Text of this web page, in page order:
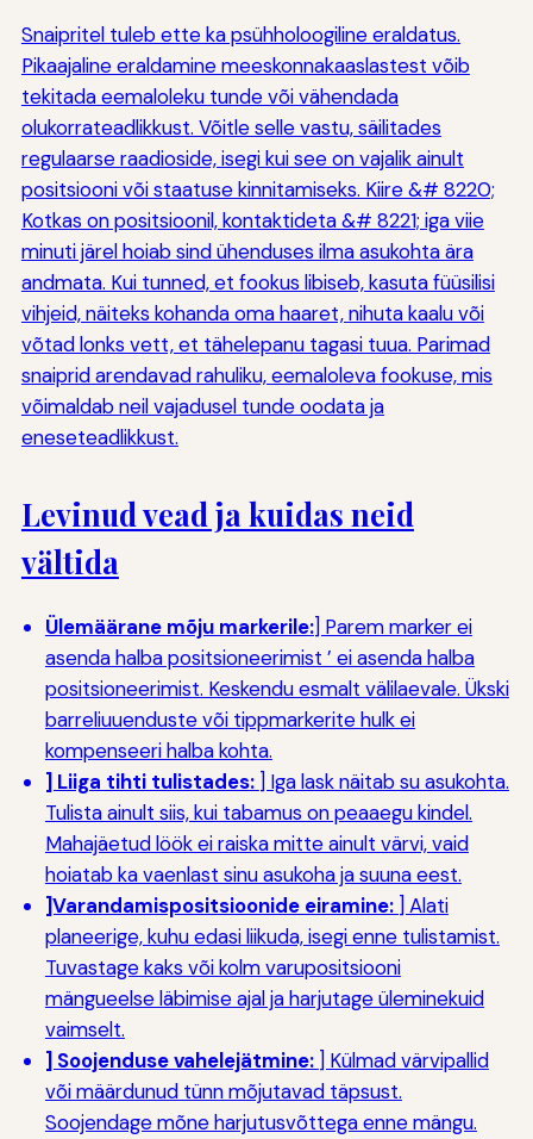
Snaipritel tuleb ette ka psühholoogiline eraldatus.
Pikaajaline eraldamine meeskonnakaaslastest võib
tekitada eemaloleku tunde või vähendada
olukorrateadlikkust. Võitle selle vastu, säilitades
regulaarse raadioside, isegi kui see on vajalik ainult
positsiooni või staatuse kinnitamiseks. Kiire &# 8220;
Kotkas on positsioonil, kontaktideta &# 8221; iga viie
minuti järel hoiab sind ühenduses ilma asukohta ära
andmata. Kui tunned, et fookus libiseb, kasuta füüsilisi
vihjeid, näiteks kohanda oma haaret, nihuta kaalu või
võtad lonks vett, et tähelepanu tagasi tuua. Parimad
snaiprid arendavad rahuliku, eemaloleva fookuse, mis
võimaldab neil vajadusel tunde oodata ja
eneseteadlikkust.
Levinud vead ja kuidas neid
vältida
Ülemäärane mõju markerile:] Parem marker ei
asenda halba positsioneerimist ’ ei asenda halba
positsioneerimist. Keskendu esmalt välilaevale. Ükski
barreliuuenduste või tippmarkerite hulk ei
kompenseeri halba kohta.
] Liiga tihti tulistades: ] Iga lask näitab su asukohta.
Tulista ainult siis, kui tabamus on peaaegu kindel.
Mahajäetud löök ei raiska mitte ainult värvi, vaid
hoiatab ka vaenlast sinu asukoha ja suuna eest.
]Varandamispositsioonide eiramine: ] Alati
planeerige, kuhu edasi liikuda, isegi enne tulistamist.
Tuvastage kaks või kolm varupositsiooni
mängueelse läbimise ajal ja harjutage üleminekuid
vaimselt.
] Soojenduse vahelejätmine: ] Külmad värvipallid
või määrdunud tünn mõjutavad täpsust.
Soojendage mõne harjutusvõttega enne mängu.